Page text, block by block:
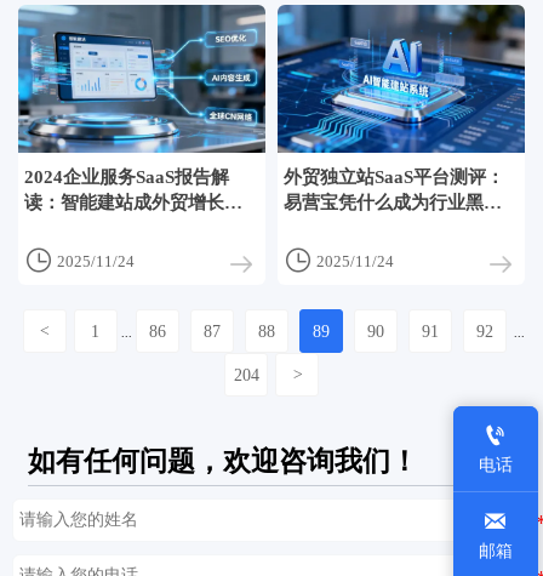
2024企业服务SaaS报告解
读：智能建站成外贸增长新
 2025/11/24
外贸独立站SaaS平台测评：
易营宝凭什么成为行业黑
 2025/11/24
< 1 86 87 88 89 90 91 92
204 >
如有任何问题，欢迎咨询我们！

电话

邮箱